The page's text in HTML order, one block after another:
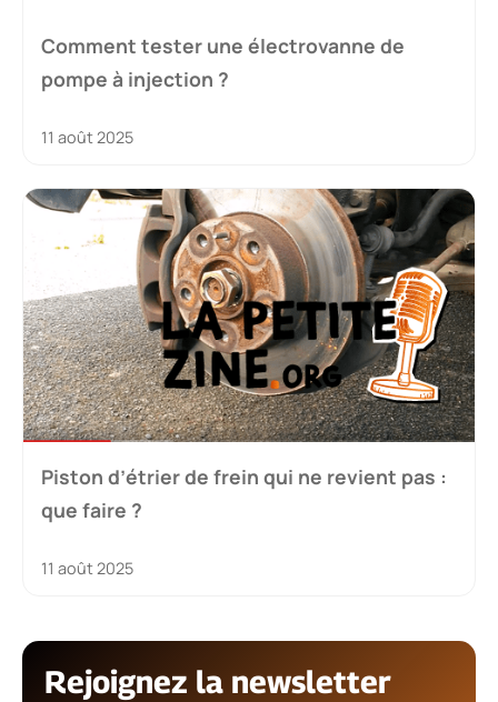
Comment tester une électrovanne de
pompe à injection ?
11 août 2025
Piston d’étrier de frein qui ne revient pas :
que faire ?
11 août 2025
Rejoignez la newsletter